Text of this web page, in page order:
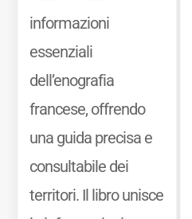
informazioni
essenziali
dell’enografia
francese, offrendo
una guida precisa e
consultabile dei
territori. Il libro unisce